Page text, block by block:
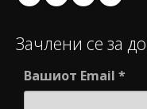
Зачлени се за
Вашиот Email *